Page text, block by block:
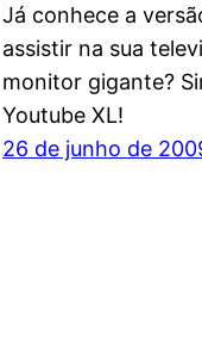
Já conhece a
assistir na sua
monitor gigante?
Youtube XL!
26 de junho de